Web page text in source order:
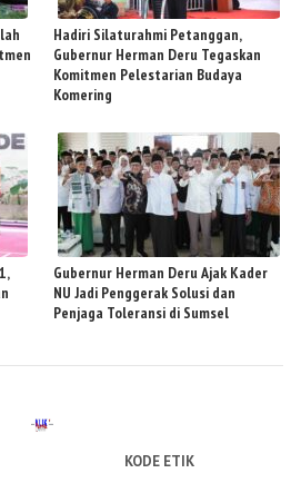
Hadiri Silaturahmi Petanggan,
Gubernur Herman Deru Tegaskan
Komitmen Pelestarian Budaya
Komering
Gubernur Herman Deru Ajak Kader
NU Jadi Penggerak Solusi dan
Penjaga Toleransi di Sumsel
KODE ETIK